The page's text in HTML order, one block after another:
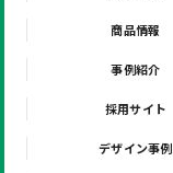
商品情報
事例紹介
採用サイト
デザイン事例